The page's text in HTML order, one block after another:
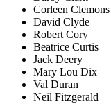
Corleen Clemons
David Clyde
Robert Cory
Beatrice Curtis
Jack Deery
Mary Lou Dix
Val Duran
Neil Fitzgerald